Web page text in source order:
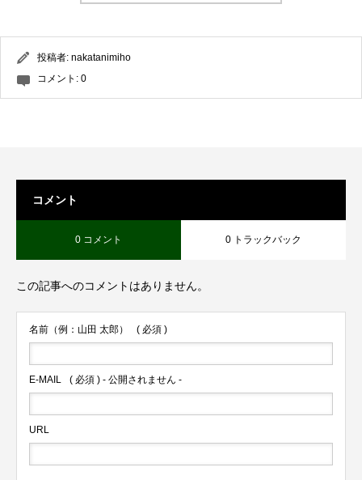
投稿者: nakatanimiho
コメント: 0
コメント
0 コメント 0 トラックバック
この記事へのコメントはありません。
名前（例：山田 太郎） ( 必須 )
E-MAIL ( 必須 ) - 公開されません -
URL